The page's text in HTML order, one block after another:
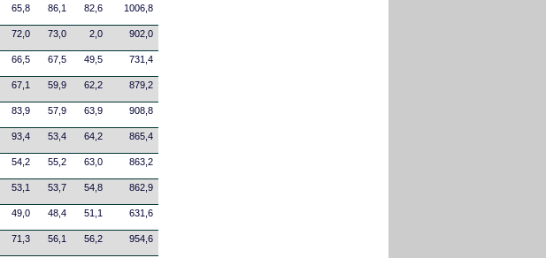
65,8 86,1 82,6 1006,8
72,0 73,0 2,0 902,0
66,5 67,5 49,5 731,4
67,1 59,9 62,2 879,2
83,9 57,9 63,9 908,8
93,4 53,4 64,2 865,4
54,2 55,2 63,0 863,2
53,1 53,7 54,8 862,9
49,0 48,4 51,1 631,6
71,3 56,1 56,2 954,6